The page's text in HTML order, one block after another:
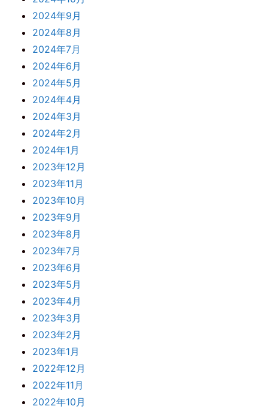
2024年9月
2024年8月
2024年7月
2024年6月
2024年5月
2024年4月
2024年3月
2024年2月
2024年1月
2023年12月
2023年11月
2023年10月
2023年9月
2023年8月
2023年7月
2023年6月
2023年5月
2023年4月
2023年3月
2023年2月
2023年1月
2022年12月
2022年11月
2022年10月